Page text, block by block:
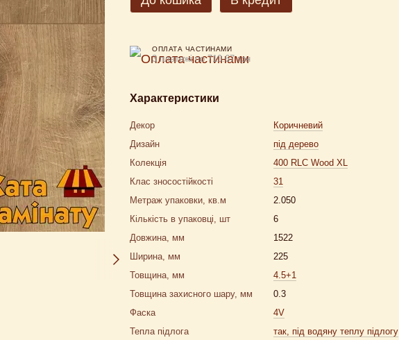
ОПЛАТА ЧАСТИНАМИ
3 платежі по 710.67 грн
Характеристики
Декор
Коричневий
Дизайн
під дерево
Колекція
400 RLC Wood XL
Клас зносостійкості
31
Метраж упаковки, кв.м
2.050
Кількість в упаковці, шт
6
Довжина, мм
1522
Ширина, мм
225
Товщина, мм
4.5+1
Товщина захисного шару, мм
0.3
Фаска
4V
Тепла підлога
так, під водяну теплу підлогу